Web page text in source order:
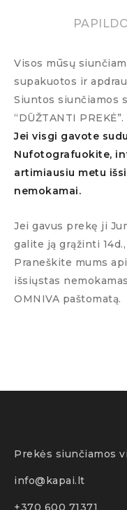
Visos mūsų
supakuotos ir
Siuntos siunčiamos
“DŪŽTANTI PREKĖ”.
Jei visgi gavote
Nufotografuokite,
artimiausiu metu
nemokamai.
Jei gavus prekę ji
galite ją grąžinti
Praneškite mums
išsiųstas
OMNIVA paštomatą.
Prekės siunčiamos
info@kapai.lt
+370 600 71371